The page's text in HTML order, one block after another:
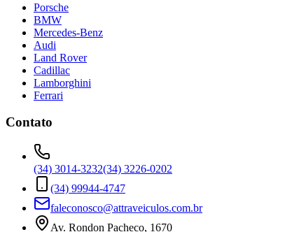
Porsche
BMW
Mercedes-Benz
Audi
Land Rover
Cadillac
Lamborghini
Ferrari
Contato
(34) 3014-3232(34) 3226-0202
(34) 99944-4747
faleconosco@attraveiculos.com.br
Av. Rondon Pacheco, 1670